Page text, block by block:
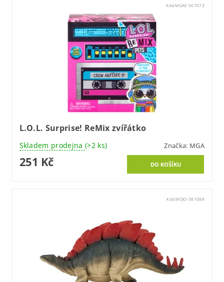
Kód:MGAE-567073
L.O.L. Surprise! ReMix zvířátko
Skladem prodejna (>2 ks) Značka: MGA
251 Kč
Kód:MOJO-381088